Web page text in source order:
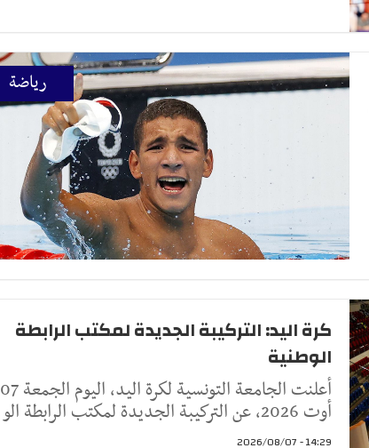
رياضة
كرة اليد: التركيبة الجديدة لمكتب الرابطة
الوطنية
أعلنت الجامعة التونسية لكرة اليد، اليوم الجمعة 07
أوت 2026، عن التركيبة الجديدة لمكتب الرابطة الو
14:29 - 2026/08/07